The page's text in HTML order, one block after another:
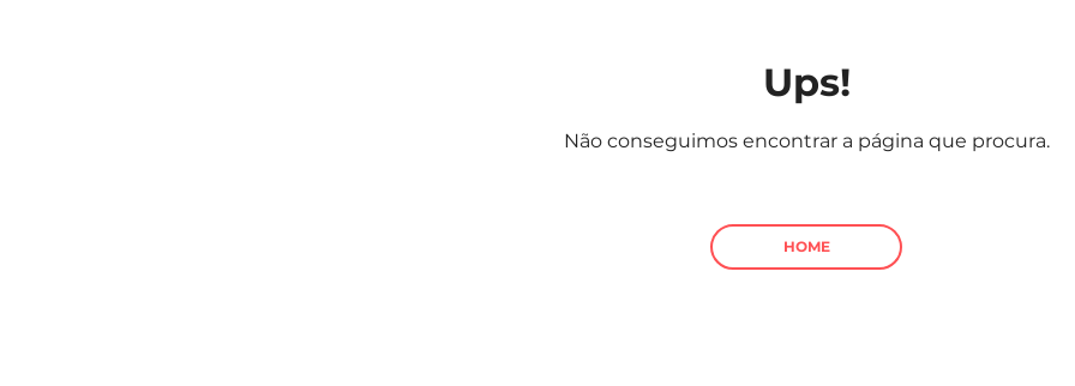
Ups!
Não conseguimos encontrar a página que procura.
HOME